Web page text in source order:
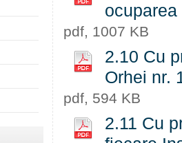
pdf, 1007 KB
2.10 Cu
Orhei nr.
pdf, 594 KB
2.11 Cu